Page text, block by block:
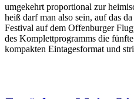
umgekehrt proportional zur
heiß darf man also sein, auf das
Festival auf dem Offenburger
des Komplettprogramms die
kompakten Eintagesformat und